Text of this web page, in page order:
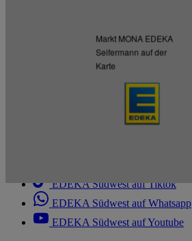
Markt MONA EDEKA
Seifermann auf der
Karte
Zum Newsletter anmelden
Deine E-Mail-Adresse (Pflichtfeld)
EDEKA Südwest auf Facebook
EDEKA Südwest auf Tiktok
EDEKA Südwest auf Whatsapp
EDEKA Südwest auf Youtube